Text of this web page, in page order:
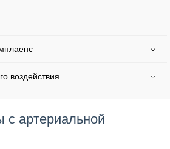
воздействия
артериальной